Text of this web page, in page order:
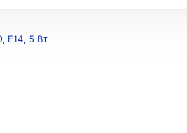
E14, 5 Вт